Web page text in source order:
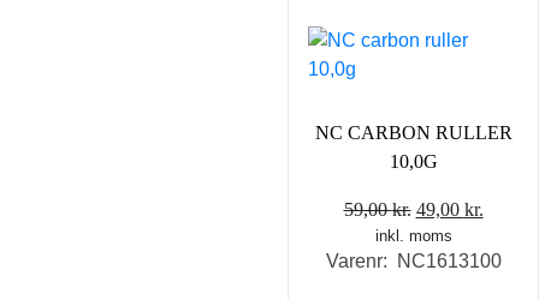
NC CARBON RULLER
10,0G
59,00kr. Den
oprindelige
pris
49,00 kr.
pris
inkl. moms
Varenr: NC1613100